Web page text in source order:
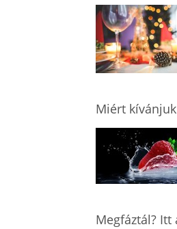
Miért
Megfáztál? Itt